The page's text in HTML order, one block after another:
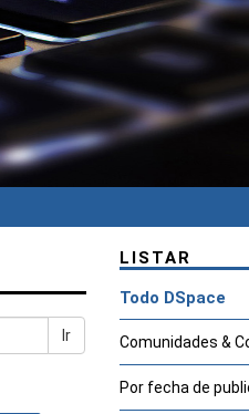
Ir
LISTAR
Todo DSpace
Comunidades &
Por fecha de